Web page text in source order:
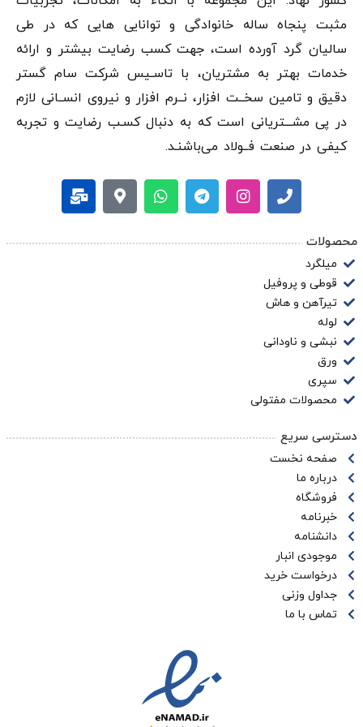
مثبت پنجاه ساله خانوادگی و توانایی هایی که در طی
سالیان گرد آورده است، جهت کسب رضایت بیشتر و ارائه
خدمات بهتر به مشتریان، با تاسـیس شرکت سام گستر
دقيق و تامین سخــت افزار، نــرم افزار و نیروی انســانی لازم
در پی مشـــتریانی است که به دنبال کسـب رضایت و تجربه
کیفی در صنعت فــولاد می‌باشنـد.
محصولات
میلگرد
قوطی و پروفیل
تیرآهن و هاش
لوله
نبشی و ناودانی
ورق
سپری
محصولات مفتولی
دسترسی سریع
صفحه نخست
درباره ما
فروشگاه
خبرنامه
دانشنامه
موجودی انبار
درخواست خرید
جداول وزنی
تماس با ما